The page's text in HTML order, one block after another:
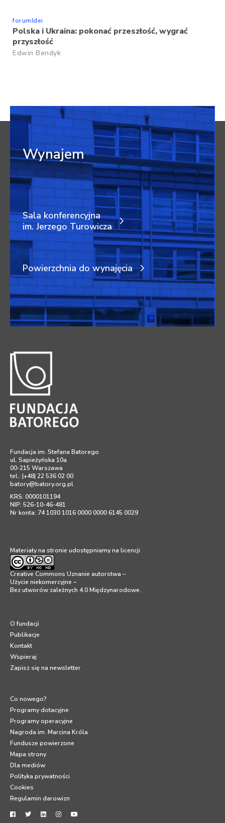
forumIdei
Polska i Ukraina: pokonać przeszłość, wygrać
przyszłość
Edwin Bendyk
Fundacja im. Stefana Batorego
ul. Sapieżyńska 10a
00-215 Warszawa
tel.: |+48| 22 536 02 00
batory@batory.org.pl
KRS: 0000101194
NIP: 526-10-46-481
Nr konta: 74 1030 1016 0000 0000 6145 0029
Materiały na stronie udostępniamy na licencji
Creative Commons Uznanie autorstwa –
Użycie niekomercyjne –
Bez utworów zależnych 4.0 Międzynarodowe.
O fundacji
Publikacje
Kontakt
Wspieraj
Zapisz się na newsletter
Co nowego?
Programy dotacyjne
Programy operacyjne
Nagroda im. Marcina Króla
Fundusze powierzone
Mapa strony
Dla mediów
Polityka prywatności
Cookies
Regulamin darowizn
Wynajem
Sala konferencyjna
im. Jerzego Turowicza
Powierzchnia do wynajęcia